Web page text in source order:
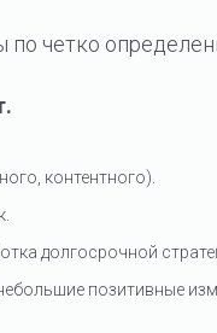
четко
контентного).
долгосрочной
позитивные